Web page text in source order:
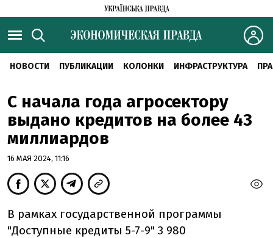
НОВОСТИ ПУБЛИКАЦИИ КОЛОНКИ ИНФРАСТРУКТУРА
С начала года агросектору
выдано кредитов на более 43
миллиардов
16 МАЯ 2024, 11:16
В рамках государственной программы
"Доступные кредиты 5-7-9" 3 980